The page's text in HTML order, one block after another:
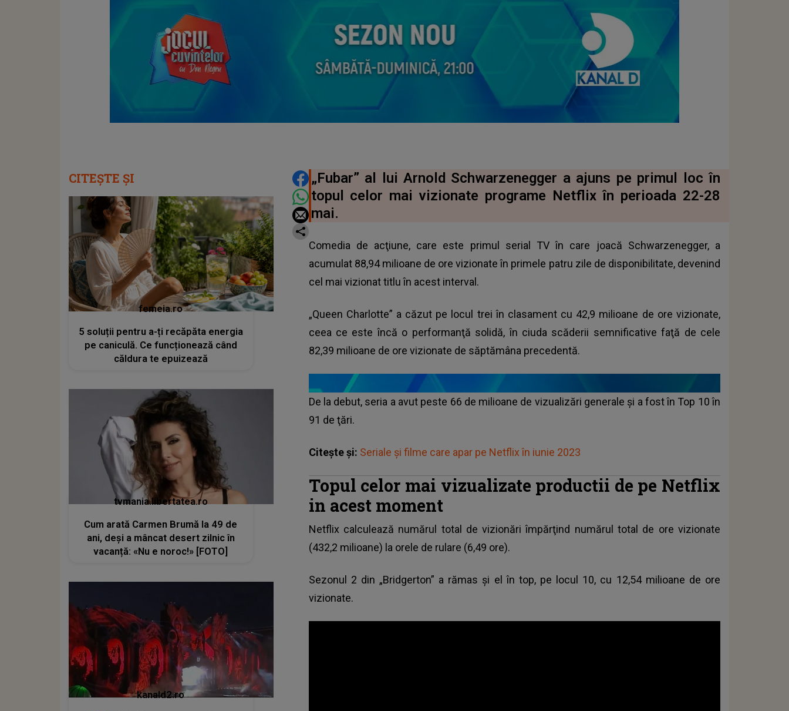
DISTRIBUIE ARTICOLUL
„Fubar” al lui Arnold Schwarzenegger a ajuns pe primul loc în
topul celor mai vizionate programe Netflix în perioada 22-28
mai.
Comedia de acţiune, care este primul serial TV în care joacă Schwarzenegger, a
acumulat 88,94 milioane de ore vizionate în primele patru zile de disponibilitate, devenind
cel mai vizionat titlu în acest interval.
„Queen Charlotte” a căzut pe locul trei în clasament cu 42,9 milioane de ore vizionate,
ceea ce este încă o performanţă solidă, în ciuda scăderii semnificative faţă de cele
82,39 milioane de ore vizionate de săptămâna precedentă.
De la debut, seria a avut peste 66 de milioane de vizualizări generale şi a fost în Top 10 în
91 de ţări.
Citește și: Seriale și filme care apar pe Netflix în iunie 2023
Topul celor mai vizualizate productii de pe Netflix
in acest moment
Netflix calculează numărul total de vizionări împărţind numărul total de ore vizionate
(432,2 milioane) la orele de rulare (6,49 ore).
Sezonul 2 din „Bridgerton” a rămas şi el în top, pe locul 10, cu 12,54 milioane de ore
vizionate.
CITEȘTE ȘI
femeia.ro
5 soluții pentru a-ți recăpăta energia
pe caniculă. Ce funcționează când
căldura te epuizează
tvmania.libertatea.ro
Cum arată Carmen Brumă la 49 de
ani, deși a mâncat desert zilnic în
vacanță: «Nu e noroc!» [FOTO]
kanald2.ro